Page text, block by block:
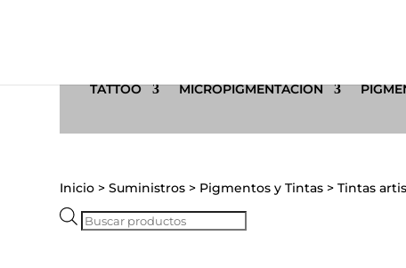
TATTOO MICROPIGMENTACIÓN
Inicio >Suministros > Pigmentos y Tintas >Tintas
Búsqueda